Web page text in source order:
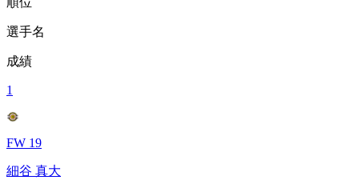
選手名
成績
1
FW 19
細谷 真大